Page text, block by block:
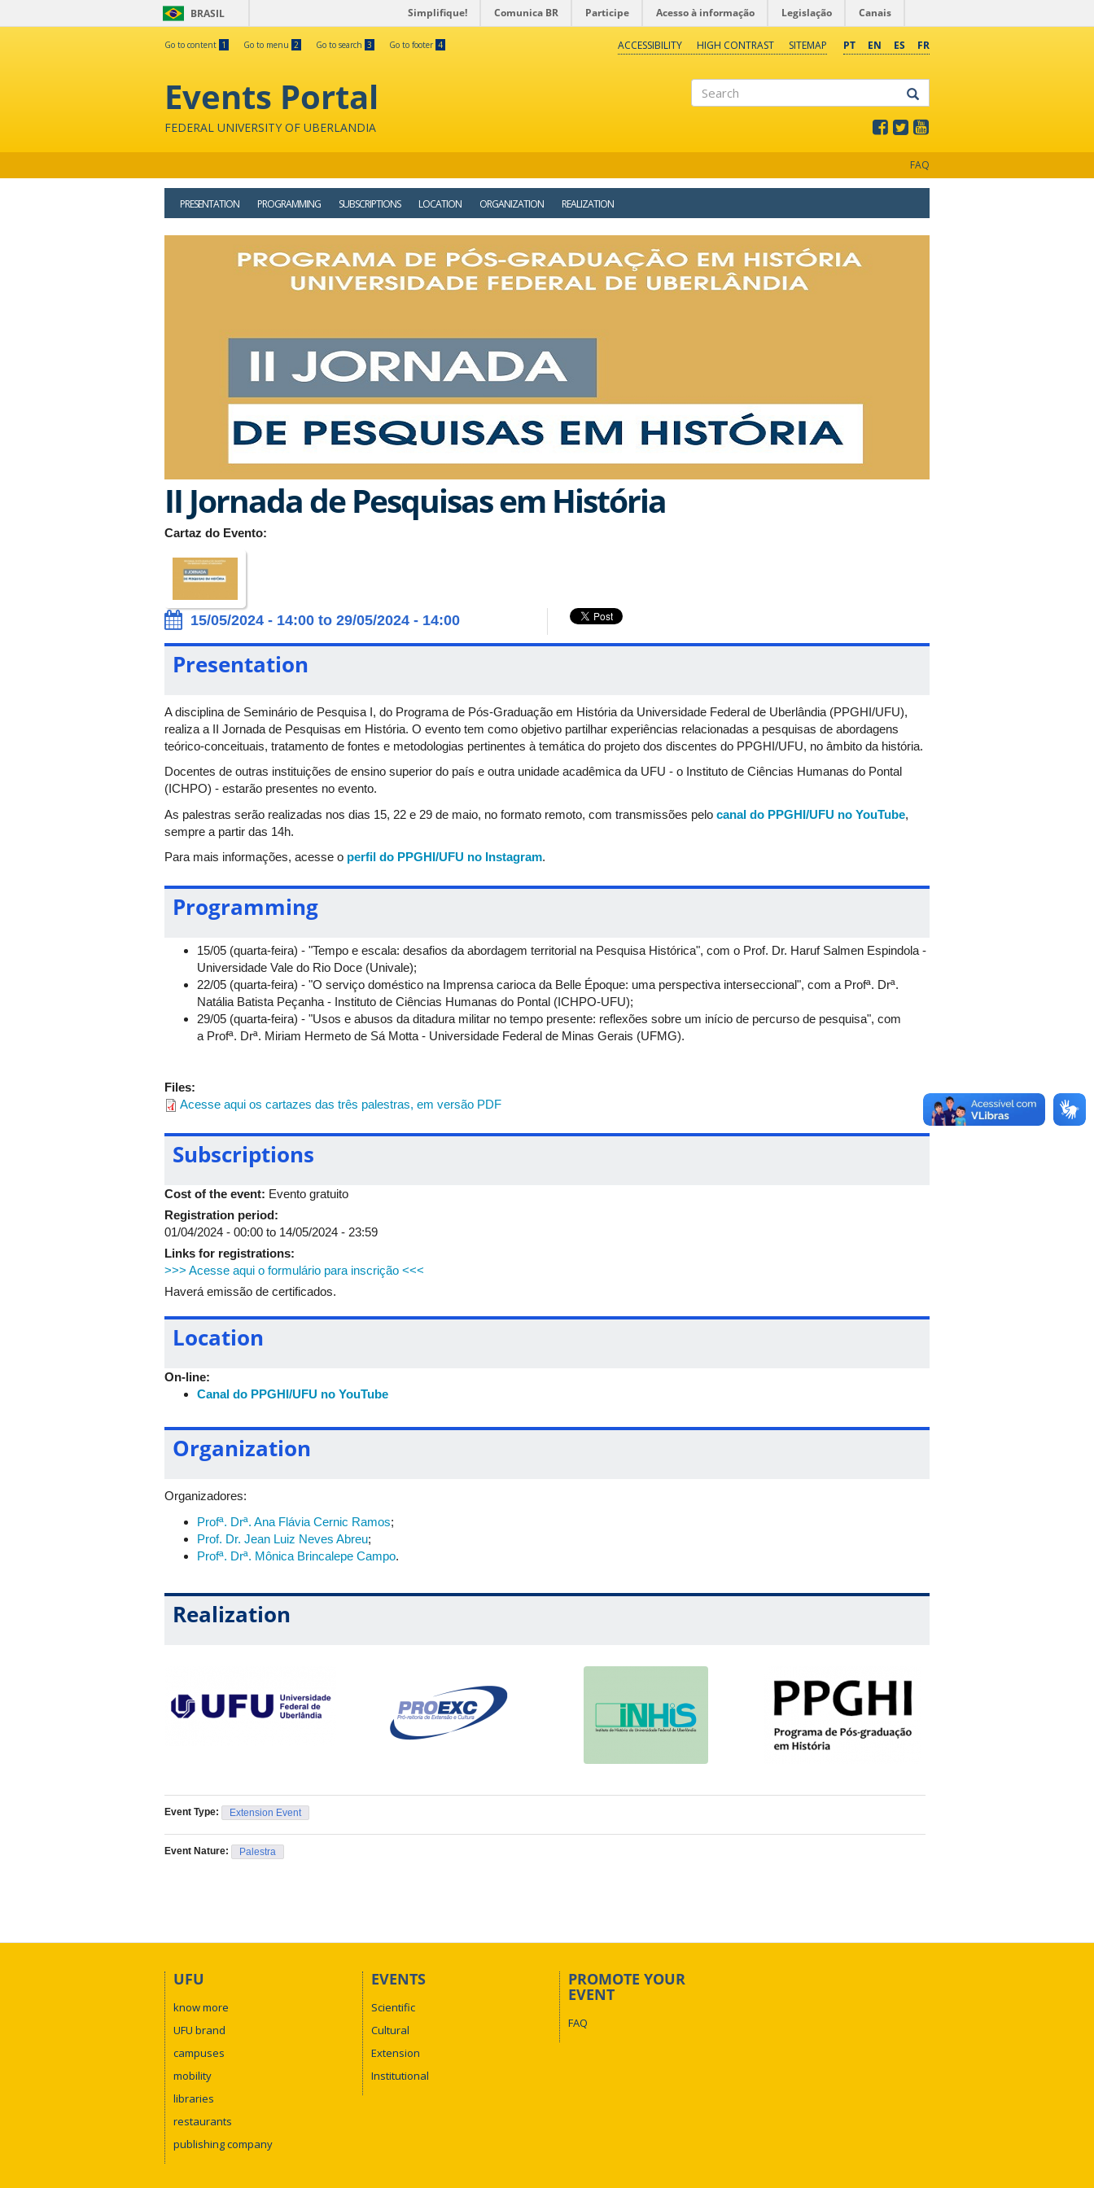
BRASIL Simplifique! Comunica BR Participe Acesso à informação Legislação Canais
Go to content 1 Go to menu 2 Go to search 3 Go to footer 4 PT EN ES FR
ACCESSIBILITY HIGH CONTRAST SITEMAP
Events Portal
FEDERAL UNIVERSITY OF UBERLANDIA
FAQ
PRESENTATION PROGRAMMING SUBSCRIPTIONS LOCATION ORGANIZATION REALIZATION
II Jornada de Pesquisas em História
Cartaz do Evento:
15/05/2024 - 14:00 to 29/05/2024 - 14:00
Presentation
A disciplina de Seminário de Pesquisa I, do Programa de Pós-Graduação em História da Universidade Federal de Uberlândia (PPGHI/UFU),
realiza a II Jornada de Pesquisas em História. O evento tem como objetivo partilhar experiências relacionadas a pesquisas de abordagens
teórico-conceituais, tratamento de fontes e metodologias pertinentes à temática do projeto dos discentes do PPGHI/UFU, no âmbito da história.
Docentes de outras instituições de ensino superior do país e outra unidade acadêmica da UFU - o Instituto de Ciências Humanas do Pontal
(ICHPO) - estarão presentes no evento.
As palestras serão realizadas nos dias 15, 22 e 29 de maio, no formato remoto, com transmissões pelo canal do PPGHI/UFU no YouTube,
sempre a partir das 14h.
Para mais informações, acesse o perfil do PPGHI/UFU no Instagram.
Programming
15/05 (quarta-feira) - "Tempo e escala: desafios da abordagem territorial na Pesquisa Histórica", com o Prof. Dr. Haruf Salmen Espindola -
Universidade Vale do Rio Doce (Univale);
22/05 (quarta-feira) - "O serviço doméstico na Imprensa carioca da Belle Époque: uma perspectiva interseccional", com a Profª. Drª.
Natália Batista Peçanha - Instituto de Ciências Humanas do Pontal (ICHPO-UFU);
29/05 (quarta-feira) - "Usos e abusos da ditadura militar no tempo presente: reflexões sobre um início de percurso de pesquisa", com
a Profª. Drª. Miriam Hermeto de Sá Motta - Universidade Federal de Minas Gerais (UFMG).
Files:
Acesse aqui os cartazes das três palestras, em versão PDF
Subscriptions
Cost of the event: Evento gratuito
Registration period:
01/04/2024 - 00:00 to 14/05/2024 - 23:59
Links for registrations:
>>> Acesse aqui o formulário para inscrição <<<
Haverá emissão de certificados.
Location
On-line:
Canal do PPGHI/UFU no YouTube
Organization
Organizadores:
Profª. Drª. Ana Flávia Cernic Ramos;
Prof. Dr. Jean Luiz Neves Abreu;
Profª. Drª. Mônica Brincalepe Campo.
Realization
Event Type: Extension Event
Event Nature: Palestra
UFU
know more
UFU brand
campuses
mobility
libraries
restaurants
publishing company
EVENTS
Scientific
Cultural
Extension
Institutional
PROMOTE YOUR
EVENT
FAQ